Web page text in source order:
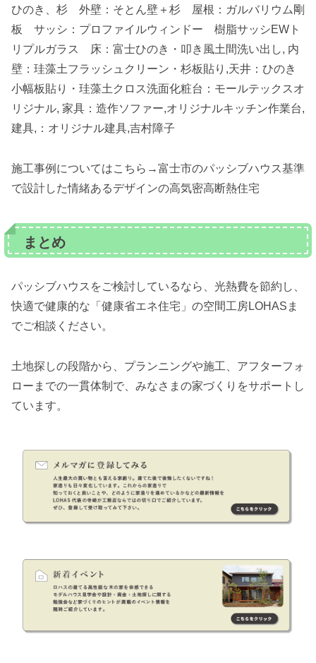
ひのき、杉 外壁：そとん壁＋杉 屋根：ガルバリウム剛
板 サッシ：プロファイルウィンドー 樹脂サッシEWト
リプルガラス 床：富士ひのき・叩き風土間洗い出し, 内
壁：珪藻土フラッシュクリーン・杉板貼り,天井：ひのき
小幅板貼り・珪藻土クロス洗面化粧台：モールテックスオ
リジナル, 家具：造作ソファー,オリジナルキッチン作業台,
建具,：オリジナル建具,吉村障子
施工事例についてはこちら→富士市のパッシブハウス基準
で設計した情緒あるデザインの高気密高断熱住宅
まとめ
パッシブハウスをご検討しているなら、光熱費を節約し、
快適で健康的な「健康省エネ住宅」の空間工房LOHASま
でご相談ください。
土地探しの段階から、プランニングや施工、アフターフォ
ローまでの一貫体制で、みなさまの家づくりをサポートし
ています。